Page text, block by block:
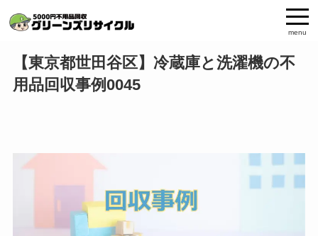
menu
【東京都世田谷区】冷蔵庫と洗濯機の不
用品回収事例0045